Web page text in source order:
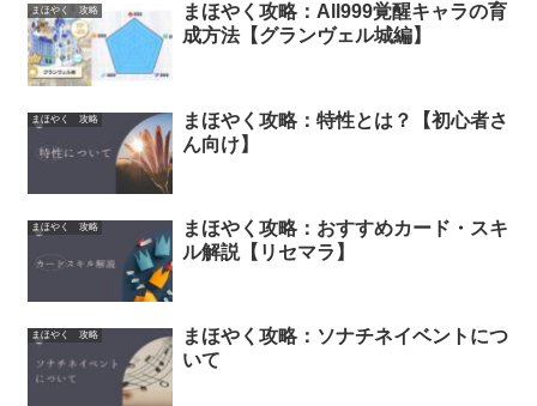
まほやく 攻略
まほやく攻略：All999覚醒キャラの育
成方法【グランヴェル城編】
まほやく 攻略
まほやく攻略：特性とは？【初心者さ
ん向け】
まほやく 攻略
まほやく攻略：おすすめカード・スキ
ル解説【リセマラ】
まほやく 攻略
まほやく攻略：ソナチネイベントにつ
いて